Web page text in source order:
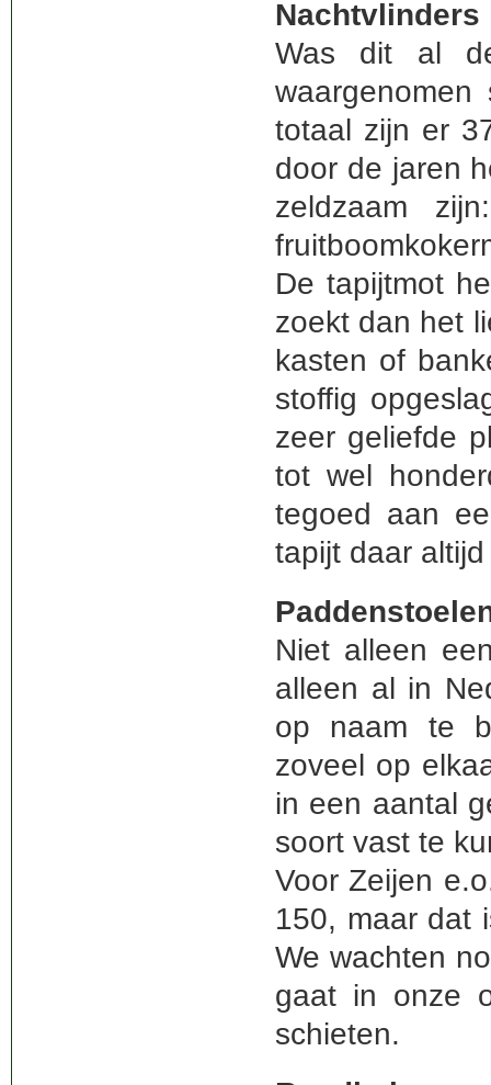
Nachtvlinders
Was dit al
totaal zijn er
door de jaren
zeldzaam
De tapijtmot
zoekt dan het
kasten of
stoffig
zeer geliefde
tot wel
tegoed aan
tapijt daar
Niet alleen
alleen al in
op naam te
zoveel op
in een aantal
soort vast te
Voor Zeijen
150, maar dat
We wachten
gaat in onze
schieten.